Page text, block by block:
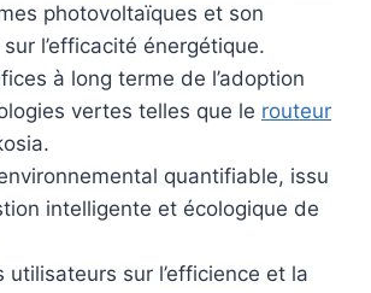
photovoltaïques et son
l’efficacité énergétique.
à long terme de l’adoption
vertes telles que le routeur
quantifiable, issu
intelligente et écologique de
utilisateurs sur l’efficience et la